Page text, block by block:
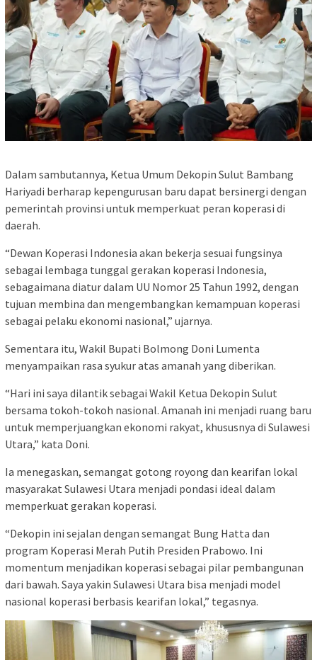
Dalam sambutannya, Ketua Umum Dekopin Sulut Bambang
Hariyadi berharap kepengurusan baru dapat bersinergi dengan
pemerintah provinsi untuk memperkuat peran koperasi di
daerah.
“Dewan Koperasi Indonesia akan bekerja sesuai fungsinya
sebagai lembaga tunggal gerakan koperasi Indonesia,
sebagaimana diatur dalam UU Nomor 25 Tahun 1992, dengan
tujuan membina dan mengembangkan kemampuan koperasi
sebagai pelaku ekonomi nasional,” ujarnya.
Sementara itu, Wakil Bupati Bolmong Doni Lumenta
menyampaikan rasa syukur atas amanah yang diberikan.
“Hari ini saya dilantik sebagai Wakil Ketua Dekopin Sulut
bersama tokoh-tokoh nasional. Amanah ini menjadi ruang baru
untuk memperjuangkan ekonomi rakyat, khususnya di Sulawesi
Utara,” kata Doni.
Ia menegaskan, semangat gotong royong dan kearifan lokal
masyarakat Sulawesi Utara menjadi pondasi ideal dalam
memperkuat gerakan koperasi.
“Dekopin ini sejalan dengan semangat Bung Hatta dan
program Koperasi Merah Putih Presiden Prabowo. Ini
momentum menjadikan koperasi sebagai pilar pembangunan
dari bawah. Saya yakin Sulawesi Utara bisa menjadi model
nasional koperasi berbasis kearifan lokal,” tegasnya.